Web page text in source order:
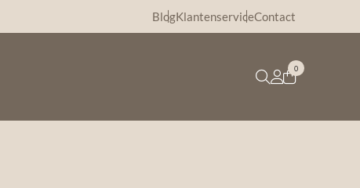
BlogKlantenserviceContact
0